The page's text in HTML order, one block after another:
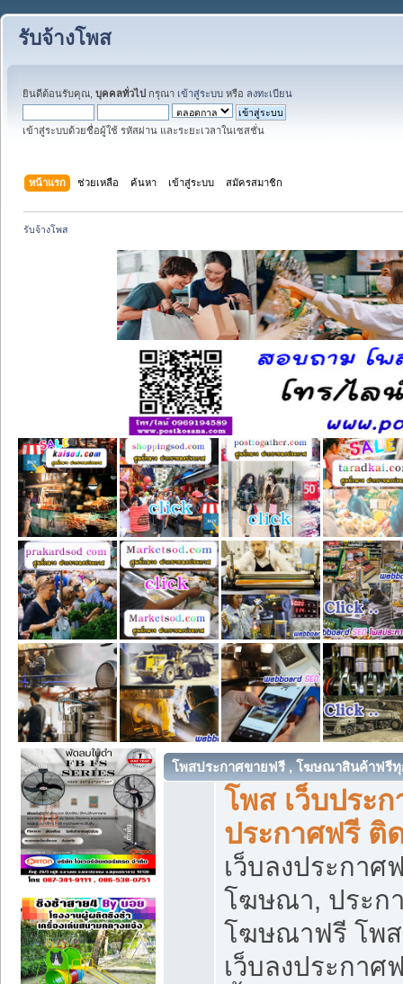
รับจ้างโพส
ยินดีต้อนรับคุณ, บุคคลทั่วไป กรุณา เข้าสู่ระบบ หรือ ลงทะเบียน
เข้าสู่ระบบด้วยชื่อผู้ใช้ รหัสผ่าน และระยะเวลาในเซสชั่น
หน้าแรก ช่วยเหลือ ค้นหา เข้าสู่ระบบ สมัครสมาชิก
รับจ้างโพส
โพสประกาศขายฟรี , โฆษณาสินค้าฟรี
โพส เว็บประก
ประกาศฟรี ติ
เว็บลงประกา
โฆษณา, ประก
โฆษณาฟรี โพส
เว็บลงประกา